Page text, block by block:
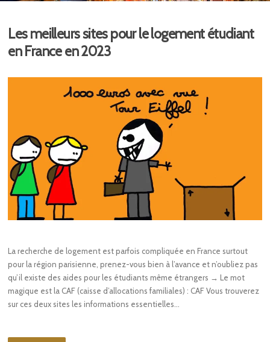
Les meilleurs sites pour le logement étudiant
en France en 2023
La recherche de logement est parfois compliquée en France surtout
pour la région parisienne, prenez-vous bien à l’avance et n’oubliez pas
qu’il existe des aides pour les étudiants même étrangers → Le mot
magique est la CAF (caisse d’allocations familiales) : CAF Vous trouverez
sur ces deux sites les informations essentielles…